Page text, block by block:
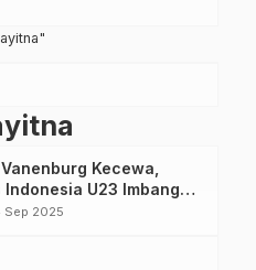
Kecewa,
Indonesia U23 Imbang
Sep 2025